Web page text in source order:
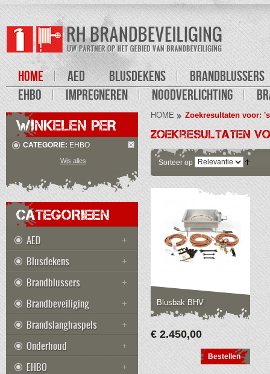
HOME AED BLUSDEKENS
BRANDBLUSSERS
EHBO
IMPREGNEREN NOODVERLICHTING
HOME Zoekresultaten voor:
Zoekresultaten
Sorteer op
Blusbak BHV
€ 2.450,00
Bestellen
WINKELEN PER
CATEGORIE: EHBO
Wis alles
CATEGORIEEN
AED
Blusdekens
Brandblussers
Brandbeveiliging
Brandslanghaspels
Onderhoud
EHBO